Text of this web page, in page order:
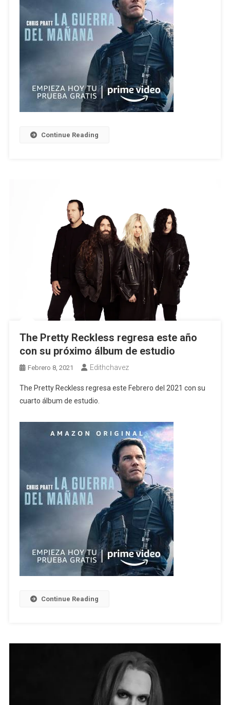
Continue Reading
The Pretty Reckless regresa este año
con su próximo álbum de estudio
Febrero 8, 2021 Edithchavez
The Pretty Reckless regresa este Febrero del 2021 con su
cuarto álbum de estudio.
Continue Reading